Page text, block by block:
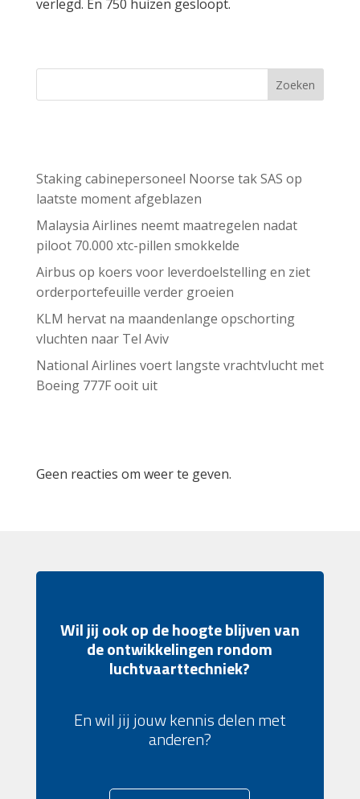
verlegd. En 750 huizen gesloopt.
Zoeken
Staking cabinepersoneel Noorse tak SAS op
laatste moment afgeblazen
Malaysia Airlines neemt maatregelen nadat
piloot 70.000 xtc-pillen smokkelde
Airbus op koers voor leverdoelstelling en ziet
orderportefeuille verder groeien
KLM hervat na maandenlange opschorting
vluchten naar Tel Aviv
National Airlines voert langste vrachtvlucht met
Boeing 777F ooit uit
Geen reacties om weer te geven.
Wil jij ook op de hoogte blijven van
de ontwikkelingen rondom
luchtvaarttechniek?
En wil jij jouw kennis delen met
anderen?